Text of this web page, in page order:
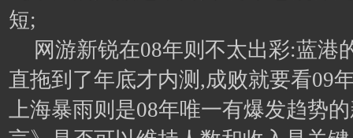
短;
网游新锐在08年则不太出彩:蓝港
直拖到了年底才内测,成败就要看09
上海暴雨则是08年唯一有爆发趋势